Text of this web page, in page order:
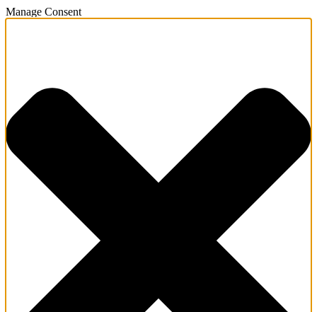
Manage Consent